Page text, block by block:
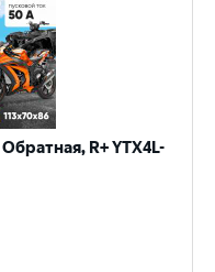
R+ YTX4L-